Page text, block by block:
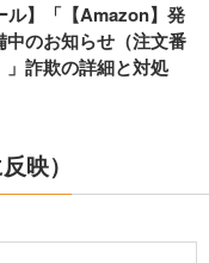
ル】「【Amazon】発
中のお知らせ（注文番
」詐欺の詳細と対処
映）